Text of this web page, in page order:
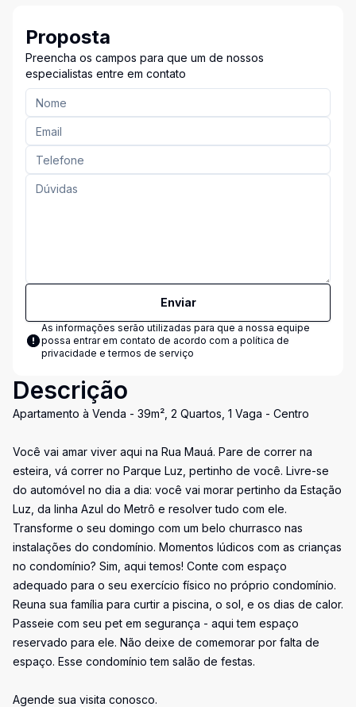
Proposta
Preencha os campos para que um de nossos
especialistas entre em contato
Enviar
As informações serão utilizadas para que a nossa equipe
possa entrar em contato de acordo com a política de
privacidade e termos de serviço
Descrição
Apartamento à Venda - 39m², 2 Quartos, 1 Vaga - Centro
Você vai amar viver aqui na Rua Mauá. Pare de correr na
esteira, vá correr no Parque Luz, pertinho de você. Livre-se
do automóvel no dia a dia: você vai morar pertinho da Estação
Luz, da linha Azul do Metrô e resolver tudo com ele.
Transforme o seu domingo com um belo churrasco nas
instalações do condomínio. Momentos lúdicos com as crianças
no condomínio? Sim, aqui temos! Conte com espaço
adequado para o seu exercício físico no próprio condomínio.
Reuna sua família para curtir a piscina, o sol, e os dias de calor.
Passeie com seu pet em segurança - aqui tem espaço
reservado para ele. Não deixe de comemorar por falta de
espaço. Esse condomínio tem salão de festas.
Agende sua visita conosco.